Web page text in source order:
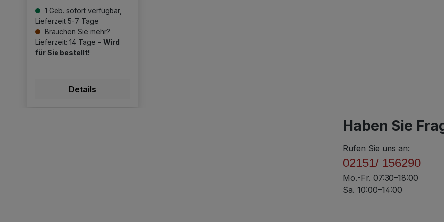
1 Geb. sofort verfügbar,
Lieferzeit 5-7 Tage
Brauchen Sie mehr?
Lieferzeit: 14 Tage – Wird
für Sie bestellt!
Details
Haben Sie
Rufen Sie uns an:
02151/ 156290
Mo.-Fr. 07:30–18:00
Sa. 10:00–14:00